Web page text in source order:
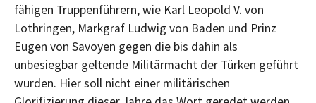
fähigen Truppenführern, wie Karl Leopold V. von
Lothringen, Markgraf Ludwig von Baden und Prinz
Eugen von Savoyen gegen die bis dahin als
unbesiegbar geltende Militärmacht der Türken geführt
wurden. Hier soll nicht einer militärischen